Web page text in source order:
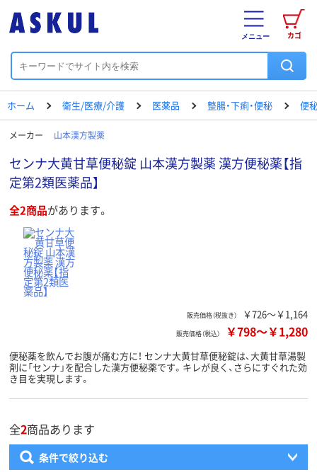
カゴ
メニュー
ホーム 衛生/医療/介護 医薬品 整腸・下痢・便秘 便
メーカー 山本漢方製薬
センナ大黄甘草便秘錠 山本漢方製薬 漢方便秘薬【指
定第2類医薬品】
全2商品があります。
販売価格（税抜き） ￥726～￥1,164
販売価格（税込） ￥798～￥1,280
便秘薬を飲んでお腹が痛む方に！ センナ大黄甘草便秘錠は、大黄甘草湯製
剤に「センナ」を配合した漢方便秘薬です。キレが良く、さらにすぐれた効
き目を実現します。
全2商品あります
条件で絞り込む